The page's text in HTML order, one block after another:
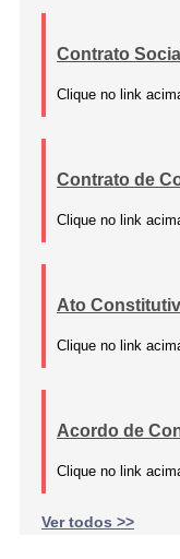
Contrato
Clique no link
Contrato de
Clique no link
Ato
Clique no link
Acordo de
Clique no link
Ver todos >>